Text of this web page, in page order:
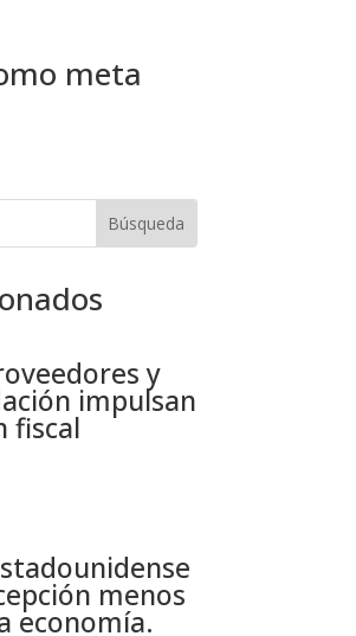
meta
y
impulsan
fiscal​
menos
economía​.